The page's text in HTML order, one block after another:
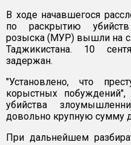
В ходе начавшегося
по раскрытию убийств
розыска (МУР) вышли на
Таджикистана. 10
задержан.
"Установлено, что
корыстных
убийства
довольно крупную сумму
При дальнейшем